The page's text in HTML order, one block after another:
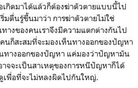
กิดมาได้แล้วก็ต้องฆ่าตัวตายแบบนี้ไป
มตื่นรู้ขึ้นมาว่า การฆ่าตัวตายไม่ใช่
งของคนเราจึงมีความแตกต่างกันไป
นก็สะสมที่จะมองเห็นทางออกของปัญหา
ทางออกของปัญหา แค่มองว่าปัญหามัน
จจะเป็นสาเหตุของการหนีปัญหาก็ได้
พื่อที่จะไม่หลงผิดไปกันใหญ่.